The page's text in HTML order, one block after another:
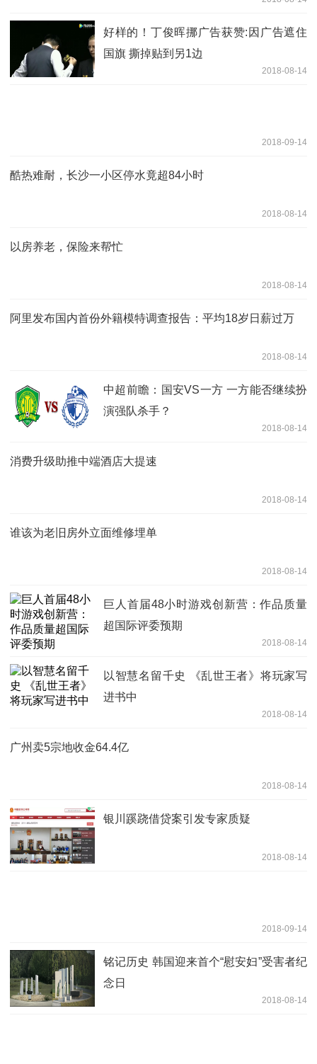
好样的！丁俊晖挪广告获赞:因广告遮住
国旗 撕掉贴到另1边
2018-08-14
2018-09-14
酷热难耐，长沙一小区停水竟超84小时
2018-08-14
以房养老，保险来帮忙
2018-08-14
阿里发布国内首份外籍模特调查报告：平均18岁日薪过万
2018-08-14
中超前瞻：国安VS一方 一方能否继续扮
演强队杀手？
2018-08-14
消费升级助推中端酒店大提速
2018-08-14
谁该为老旧房外立面维修埋单
2018-08-14
巨人首届48小时游戏创新营：作品质量
超国际评委预期
2018-08-14
以智慧名留千史 《乱世王者》将玩家写
进书中
2018-08-14
广州卖5宗地收金64.4亿
2018-08-14
银川蹊跷借贷案引发专家质疑
2018-08-14
2018-09-14
铭记历史 韩国迎来首个“慰安妇”受害者纪
念日
2018-08-14